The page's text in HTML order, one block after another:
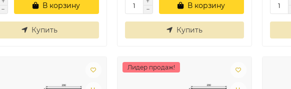
В корзину
Купить
В корзину
Купить
Лидер продаж!